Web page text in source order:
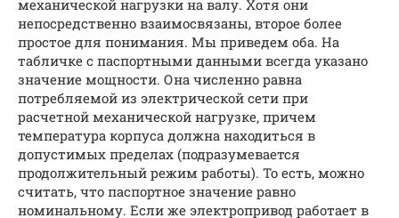
механической нагрузки на валу. Хотя они
непосредственно взаимосвязаны, второе более
простое для понимания. Мы приведем оба. На
табличке с паспортными данными всегда указано
значение мощности. Она численно равна
потребляемой из электрической сети при
расчетной механической нагрузке, причем
температура корпуса должна находиться в
допустимых пределах (подразумевается
продолжительный режим работы). То есть, можно
считать, что паспортное значение равно
номинальному. Если же электропривод работает в